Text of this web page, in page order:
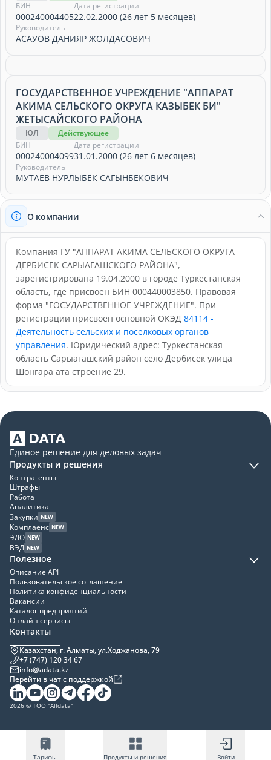
БИН
000240004405
Дата регистрации
22.02.2000 (26 лет 5 месяцев)
Руководитель
АСАУОВ ДАНИЯР ЖОЛДАСОВИЧ
ГОСУДАРСТВЕННОЕ УЧРЕЖДЕНИЕ "АППАРАТ
АКИМА СЕЛЬСКОГО ОКРУГА КАЗЫБЕК БИ"
ЖЕТЫСАЙСКОГО РАЙОНА
ЮЛ
Действующее
БИН
000240004099
Дата регистрации
31.01.2000 (26 лет 6 месяцев)
Руководитель
МУТАЕВ НУРЛЫБЕК САГЫНБЕКОВИЧ
О компании
Компания ГУ "АППАРАТ АКИМА СЕЛЬСКОГО ОКРУГА
ДЕРБИСЕК САРЫАГАШСКОГО РАЙОНА",
зарегистрирована 19.04.2000 в городе Туркестанская
область, где присвоен БИН 000440003850. Правовая
форма "ГОСУДАРСТВЕННОЕ УЧРЕЖДЕНИЕ". При
регистрации присвоен основной ОКЭД 84114 -
Деятельность сельских и поселковых органов
управления. Юридический адрес: Туркестанская
область Сарыагашский район село Дербисек улица
Шонгара ата строение 29.
Единое решение для деловых задач
Продукты и решения
Контрагенты
Штрафы
Работа
Аналитика
Закупки NEW
Комплаенс NEW
ЭДО NEW
ВЭД NEW
Полезное
Описание API
Пользовательское соглашение
Политика конфиденциальности
Вакансии
Каталог предприятий
Онлайн сервисы
Контакты
Казахстан, г. Алматы, ул.Ходжанова, 79
+7 (747) 120 34 67
info@adata.kz
Перейти в чат с поддержкой
2026 © ТОО "Alldata"
Тарифы Продукты и решения Войти